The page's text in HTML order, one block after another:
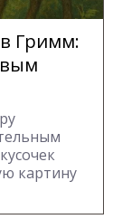
Гримм:
картину